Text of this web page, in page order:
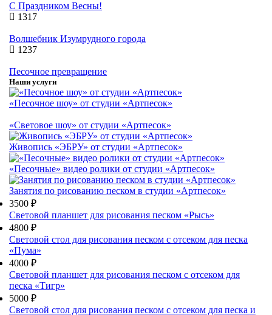
С Праздником Весны!
1317
Волшебник Изумрудного города
1237
Песочное превращение
Наши услуги
«Песочное шоу» от студии «Артпесок»
«Световое шоу» от студии «Артпесок»
Живопись «ЭБРУ» от студии «Артпесок»
«Песочные» видео ролики от студии «Артпесок»
Занятия по рисованию песком в студии «Артпесок»
3500 ₽
Световой планшет для рисования песком «Рысь»
4800 ₽
Световой стол для рисования песком с отсеком для песка
«Пума»
4000 ₽
Световой планшет для рисования песком с отсеком для
песка «Тигр»
5000 ₽
Световой стол для рисования песком с отсеком для песка и